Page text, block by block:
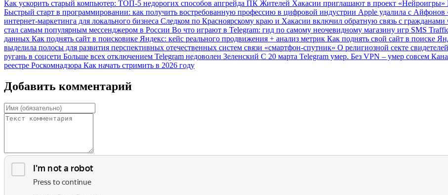
Как ускорить старый компьютер: ТОП-5 недорогих способов апгрейда ПК Жителей Хакасии приглашают в проект «Нейроигры»
Быстрый старт в программировании: как получить востребованную профессию в цифровой индустрии Apple удалила с
интернет-маркетинга для локального бизнеса Следком по Красноярскому краю и Хакасии включил обратную связь с гражданами
стал самым популярным мессенджером в России Во что играют в Telegram: гид по самому неочевидному магазину игр SMS
данных Как поднять сайт в поисковике Яндекс: кейс реального продвижения + анализ метрик Как поднять свой сайт в поиске
выделила полосы для развития перспективных отечественных систем связи «смартфон-спутник» О религиозной секте
ругань в соцсети Больше всех отключением Telegram недоволен Зеленский С 20 марта Telegram умер. Без VPN – умер совсем
реестре Роскомнадзора Как начать стримить в 2026 году
Добавить комментарий